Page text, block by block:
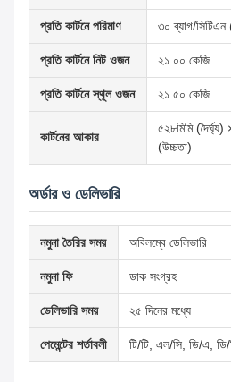
প্রতি কার্টনে পরিমাণ ৩০ ব্যাগ/
প্রতি কার্টনে নিট ওজন ২১.০০ কেজি
প্রতি কার্টনে স্থূল ওজন ২১.৫০ কেজি
কার্টনের আকার
৫২৮মিমি
(উচ্চতা)
অর্ডার ও ডেলিভারি
নমুনা তৈরির সময় অবিলম্বে ডেলিভারি
নমুনা ফি ডাক সংগ্রহ
ডেলিভারি সময় ২৫ দিনের মধ্যে
পেমেন্টের শর্তাবলী টি/টি, এল/সি, ডি/এ, ডি/